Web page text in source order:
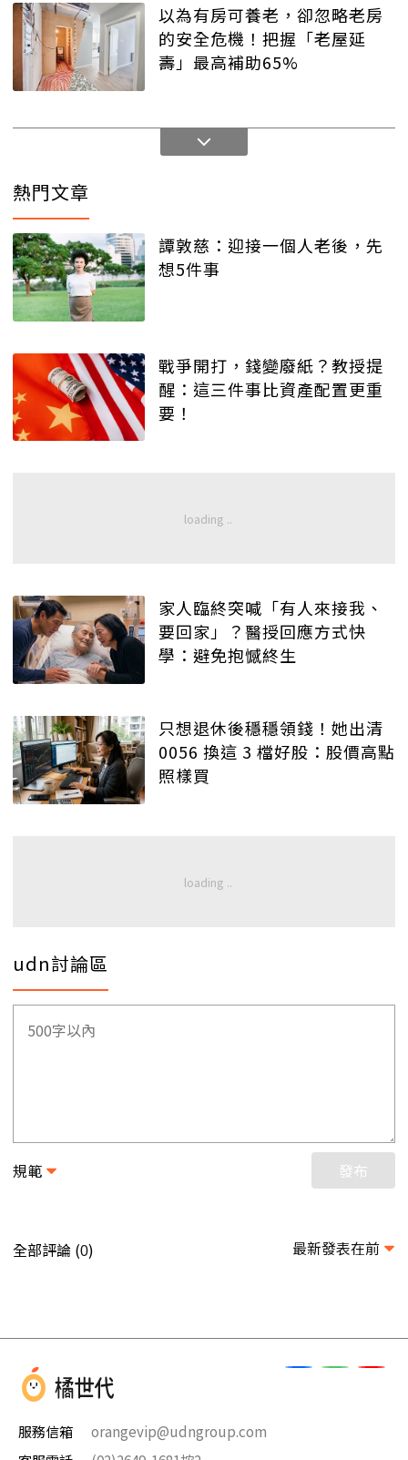
以為有房可養老，卻忽略老房
的安全危機！把握「老屋延
壽」最高補助65%
熱門文章
譚敦慈：迎接一個人老後，先
想5件事
戰爭開打，錢變廢紙？教授提
醒：這三件事比資產配置更重
要！
家人臨終突喊「有人來接我、
要回家」？醫授回應方式快
學：避免抱憾終生
只想退休後穩穩領錢！她出清
0056 換這 3 檔好股：股價高點
照樣買
udn討論區
規範 發布
全部評論 (0) 最新發表在前
服務信箱
orangevip@udngroup.com